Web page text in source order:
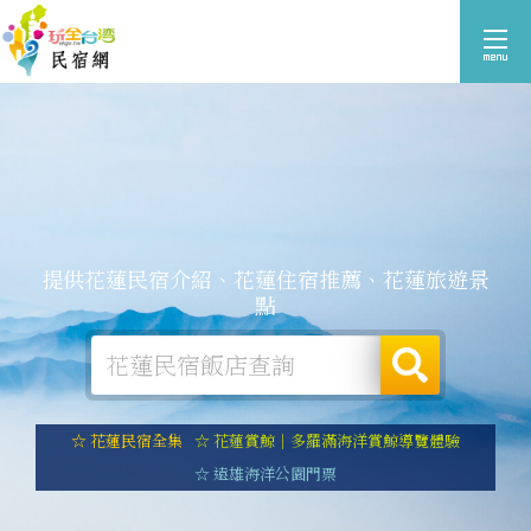
提供花蓮民宿介紹、花蓮住宿推薦、花蓮旅遊景
點
☆ 花蓮民宿全集 ☆ 花蓮賞鯨｜多羅滿海洋賞鯨導覽體驗
☆ 遠雄海洋公園門票